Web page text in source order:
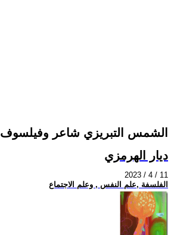
الشمس التبريزي شاعر وفيلسوف
ديار الهرمزي
2023 / 4 / 11
الفلسفة ,علم النفس , وعلم الاجتماع